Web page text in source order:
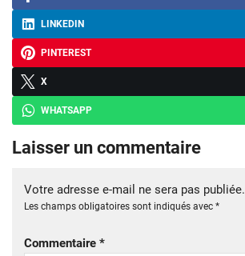
LINKEDIN
PINTEREST
X
WHATSAPP
Laisser un commentaire
Votre adresse e-mail ne sera pas publiée.
Les champs obligatoires sont indiqués avec *
Commentaire *